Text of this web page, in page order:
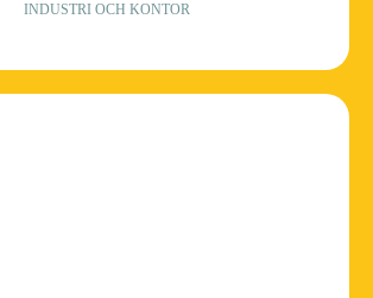
INDUSTRI OCH KONTOR